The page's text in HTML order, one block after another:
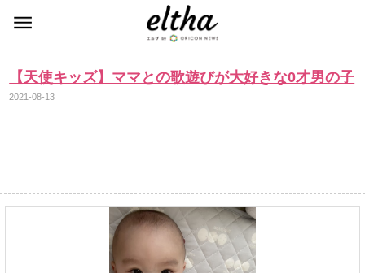
【天使キッズ】ママとの歌遊びが大好きな0才男の子
2021-08-13